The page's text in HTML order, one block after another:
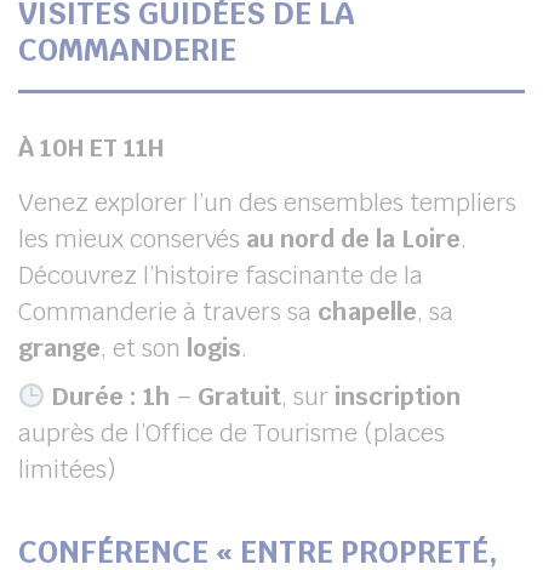
VISITES GUIDÉES DE LA
COMMANDERIE
À 10H ET 11H
Venez explorer l’un des ensembles templiers
les mieux conservés au nord de la Loire.
Découvrez l’histoire fascinante de la
Commanderie à travers sa chapelle, sa
grange, et son logis.
Durée : 1h – Gratuit, sur inscription
auprès de l’Office de Tourisme (places
limitées)
CONFÉRENCE « ENTRE PROPRETÉ,